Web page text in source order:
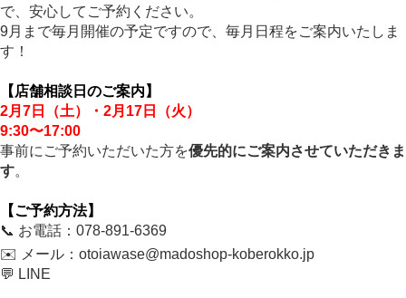
で、安心してご予約ください。
9月まで毎月開催の予定ですので、毎月日程をご案内いたしま
す！
【店舗相談日のご案内】
2月7日（土）・2月17日（火）
9:30〜17:00
事前にご予約いただいた方を優先的にご案内させていただきま
す。
【ご予約方法】
📞 お電話：078-891-6369
✉️ メール： otoiawase@madoshop-koberokko.jp
💬 LINE